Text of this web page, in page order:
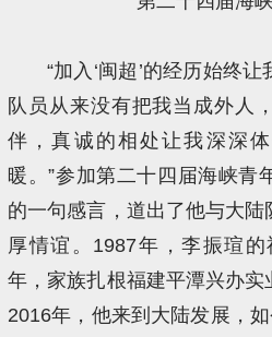
“加入‘闽超’的经历始终
队员从来没有把我当成外人
伴，真诚的相处让我深深
暖。”参加第二十四届海峡青
的一句感言，道出了他与大
厚情谊。1987年，李振瑄
年，家族扎根福建平潭兴办实
2016年，他来到大陆发展，